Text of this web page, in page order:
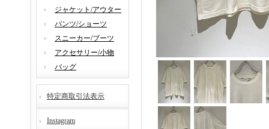
ジャケット/アウター
パンツ/ショーツ
スニーカー/ブーツ
アクセサリー/小物
バッグ
特定商取引法表示
Instagram